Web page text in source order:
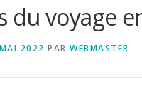
du voyage
2022 PAR WEBMASTER